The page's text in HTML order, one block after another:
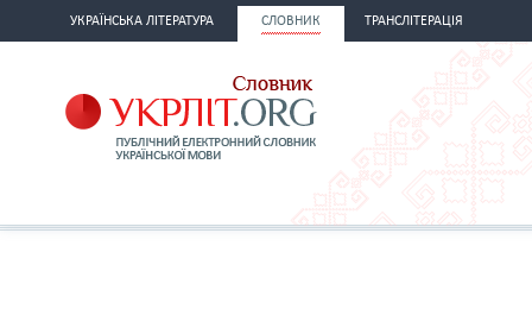
УКРАЇНСЬКА ЛІТЕРАТУРА СЛОВНИК ТРАНСЛІТЕРАЦІЯ